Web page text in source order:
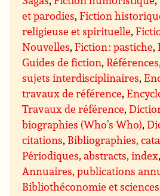
et parodies,Fiction
religieuse et spirituelle,
Nouvelles,Fiction : pastiche,
Guides de fiction,
sujets interdisciplinaires,
travaux de référence,
Travaux de référence,
biographies (Who’s Who),
citations, Bibliographies,
Périodiques, abstracts, index
Annuaires, publications
Bibliothéconomie et